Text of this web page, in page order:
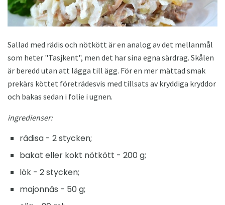
Sallad med rädis och nötkött är en analog av det mellanmål
som heter "Tasjkent", men det har sina egna särdrag. Skålen
är beredd utan att lägga till ägg. För en mer mättad smak
prekärs köttet företrädesvis med tillsats av kryddiga kryddor
och bakas sedan i folie i ugnen.
ingredienser:
rädisa - 2 stycken;
bakat eller kokt nötkött - 200 g;
lök - 2 stycken;
majonnäs - 50 g;